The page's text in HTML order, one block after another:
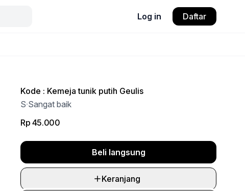
Log in Daftar
Kode : Kemeja tunik putih Geulis
S·Sangat baik
Rp 45.000
Beli langsung
Keranjang